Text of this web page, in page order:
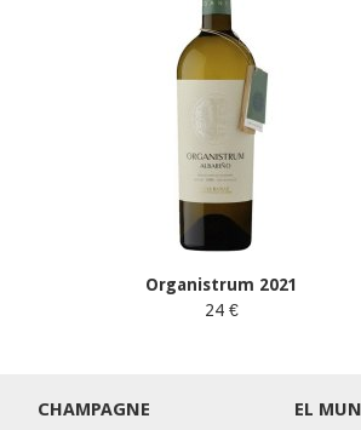
Organistrum 2021
24 €
CHAMPAGNE EL